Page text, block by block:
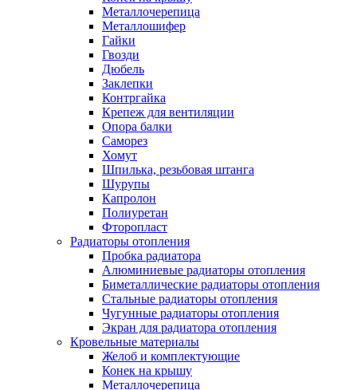
Металлочерепица
Металлошифер
Гайки
Гвозди
Дюбель
Заклепки
Контргайка
Крепеж для вентиляции
Опора балки
Саморез
Хомут
Шпилька, резьбовая штанга
Шурупы
Капролон
Полиуретан
Фторопласт
Радиаторы отопления
Пробка радиатора
Алюминиевые радиаторы отопления
Биметаллические радиаторы отопления
Стальные радиаторы отопления
Чугунные радиаторы отопления
Экран для радиатора отопления
Кровельные материалы
Желоб и комплектующие
Конек на крышу
Металлочерепица